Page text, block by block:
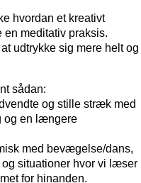
hvordan et kreativt
en meditativ praksis.
udtrykke sig mere helt og
sådan:
og stille stræk med
og en længere
med bevægelse/dans,
situationer hvor vi læser
for hinanden.